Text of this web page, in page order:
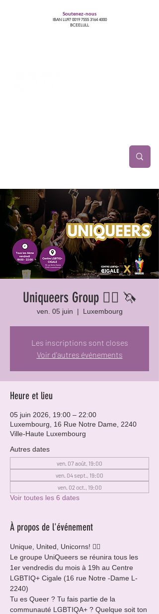
Soutenez-nous
IBAN LU97 0019 7555 3164 4000
BCEELULL
Uniqueers Group 🏳️‍🌈 🦄
ven. 05 juin
  |
Luxembourg
Les inscriptions sont closes
Voir d'autres événements
Heure et lieu
05 juin 2026, 19:00 – 22:00
Luxembourg, 16 Rue Notre Dame, 2240
Ville-Haute Luxembourg
Autres dates
ven. 07 août, 19:00
ven. 04 sept., 19:00
ven. 02 oct., 19:00
Voir toutes les 6 dates
À propos de l'événement
Unique, United, Unicorns! 🏳️‍🌈
Le groupe UniQueers se réunira tous les
1er vendredis du mois à 19h au Centre
LGBTIQ+ Cigale (16 rue Notre -Dame L-
2240)
Tu es Queer ? Tu fais partie de la
communauté LGBTIQA+ ? Quelque soit ton